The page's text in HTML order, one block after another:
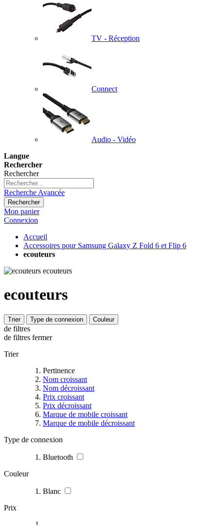
TV - Réception
Connect
Audio - Vidéo
Langue
Rechercher
Rechercher
Recherche Avancée
Rechercher
Mon panier
Connexion
Accueil
Accessoires pour Samsung Galaxy Z Fold 6 et Flip 6
ecouteurs
ecouteurs
Trier Type de connexion Couleur
de filtres
de filtres fermer
Trier
Pertinence
Nom croissant
Nom décroissant
Prix croissant
Prix décroissant
Marque de mobile croissant
Marque de mobile décroissant
Type de connexion
Bluetooth
Couleur
Blanc
Prix